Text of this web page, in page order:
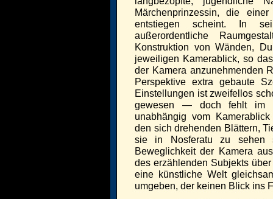
Märchenprinzessin, die
entstiegen scheint. In
außerordentliche
Konstruktion von Wänden,
jeweiligen Kamerablick, so
der Kamera anzunehmenden
Perspektive extra gebaute
Einstellungen ist zweifellos
gewesen — doch fehlt im
unabhängig vom
den sich drehenden Blättern,
sie in Nosferatu zu sehen
Beweglichkeit der Kamera
des erzählenden Subjekts
eine künstliche Welt
umgeben, der keinen Blick ins